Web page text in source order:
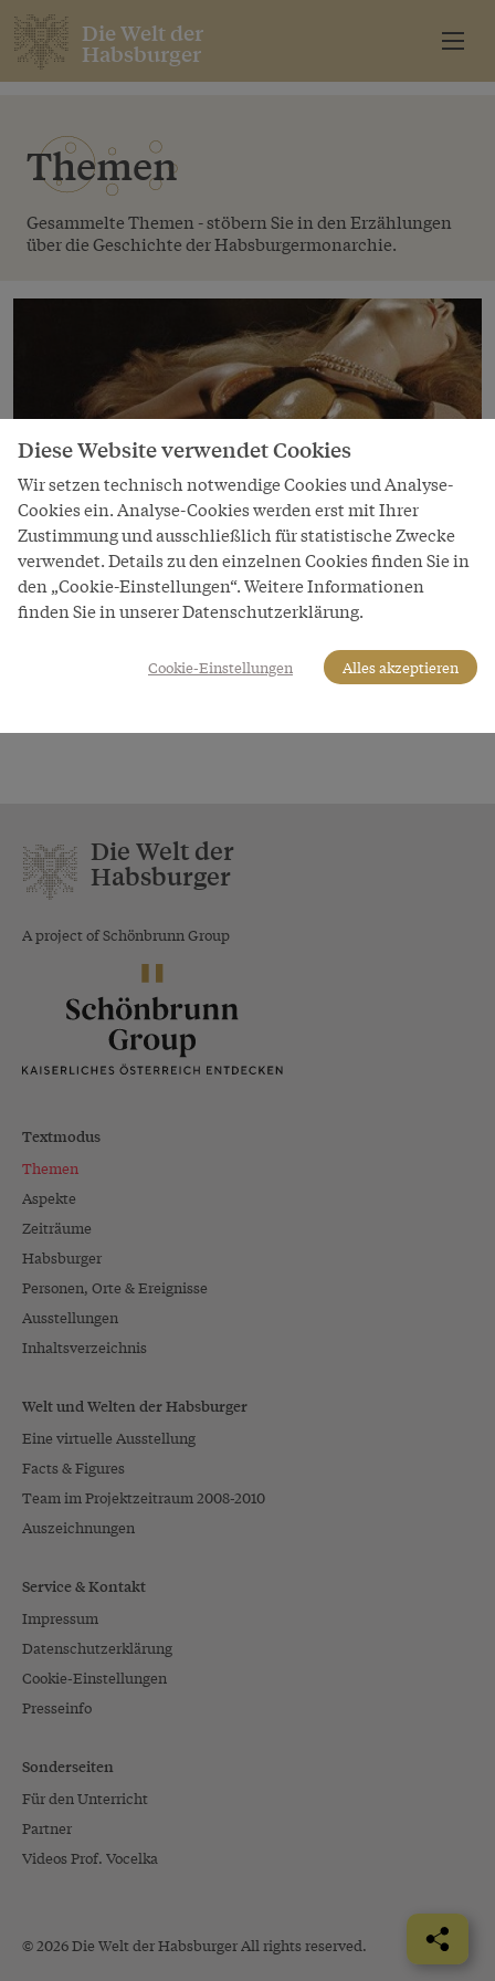
Die Welt der
Habsburger
Themen
Gesammelte Themen - stöbern Sie in den Erzählungen
über die Geschichte der Habsburgermonarchie.
Thema
Wiener (Volks)Krankheiten
1.1.1764–1.1.1913
Die Welt der
Habsburger
A project of Schönbrunn Group
Textmodus
Themen
Aspekte
Zeiträume
Habsburger
Personen, Orte & Ereignisse
Ausstellungen
Inhaltsverzeichnis
Welt und Welten der Habsburger
Eine virtuelle Ausstellung
Facts & Figures
Team im Projektzeitraum 2008-2010
Auszeichnungen
Service & Kontakt
Impressum
Datenschutzerklärung
Cookie-Einstellungen
Presseinfo
Sonderseiten
Für den Unterricht
Partner
Videos Prof. Vocelka
© 2026 Die Welt der Habsburger All rights reserved.
Diese Website verwendet Cookies
Wir setzen technisch notwendige Cookies und Analyse-
Cookies ein. Analyse-Cookies werden erst mit Ihrer
Zustimmung und ausschließlich für statistische Zwecke
verwendet. Details zu den einzelnen Cookies finden Sie in
den „Cookie-Einstellungen“. Weitere Informationen
finden Sie in unserer Datenschutzerklärung.
Cookie-Einstellungen Alles akzeptieren